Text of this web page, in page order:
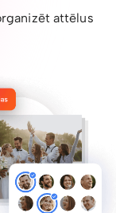
attēlus